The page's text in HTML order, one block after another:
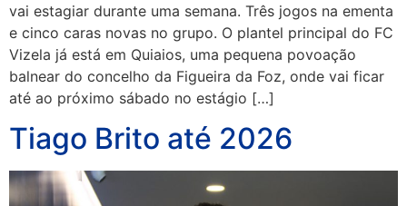
vai estagiar durante uma semana. Três jogos na ementa
e cinco caras novas no grupo. O plantel principal do FC
Vizela já está em Quiaios, uma pequena povoação
balnear do concelho da Figueira da Foz, onde vai ficar
até ao próximo sábado no estágio […]
Tiago Brito até 2026